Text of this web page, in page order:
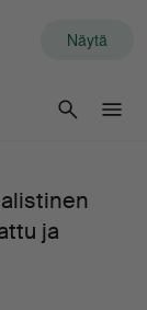
Näytä
ja